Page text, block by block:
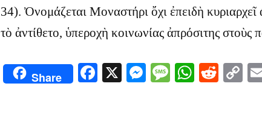
34). Ὀνομάζεται Μοναστήρι ὄχι ἐπειδὴ
τὸ ἀντίθετο, ὑπεροχὴ κοινωνίας ἀπρόσιτης στοὺς
Share Facebook
X Messenger
Message